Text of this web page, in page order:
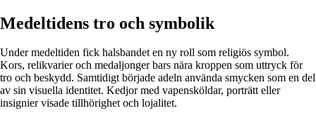
Medeltidens tro och symbolik
Under medeltiden fick halsbandet en ny roll som religiös symbol.
Kors, relikvarier och medaljonger bars nära kroppen som uttryck för
tro och beskydd. Samtidigt började adeln använda smycken som en del
av sin visuella identitet. Kedjor med vapensköldar, porträtt eller
insignier visade tillhörighet och lojalitet.